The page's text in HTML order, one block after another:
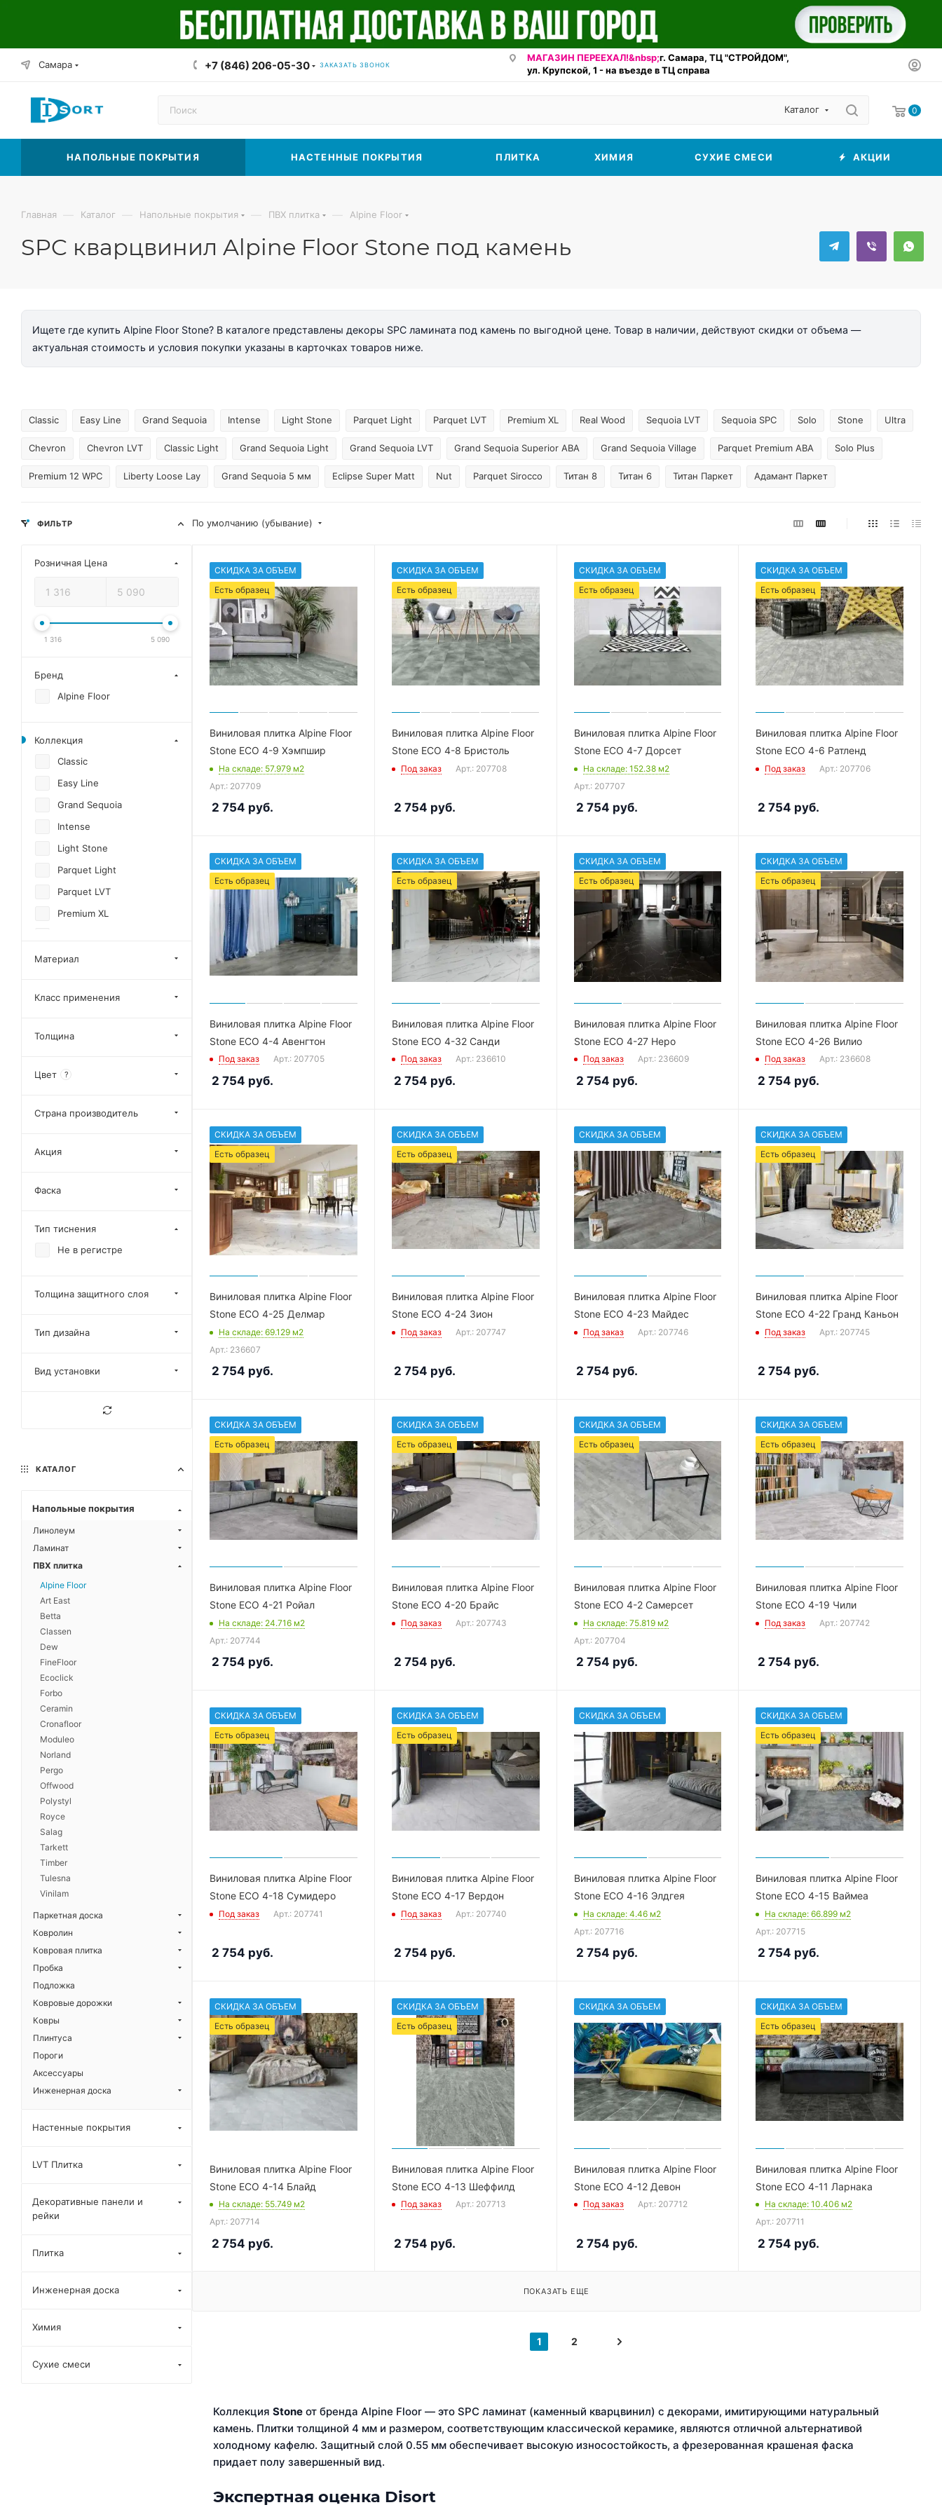
Самара +7 (846) 206-05-30 ЗАКАЗАТЬ ЗВОНОК
МАГАЗИН ПЕРЕЕХАЛ!&nbsp;г. Самара, ТЦ "СТРОЙДОМ",
ул. Крупской, 1 - на въезде в ТЦ справа
Каталог 0
НАПОЛЬНЫЕ ПОКРЫТИЯ НАСТЕННЫЕ ПОКРЫТИЯ ПЛИТКА ХИМИЯ СУХИЕ СМЕСИ АКЦИИ
Главная — Каталог — Напольные покрытия — ПВХ плитка — Alpine Floor
SPC кварцвинил Alpine Floor Stone под камень
Ищете где купить Alpine Floor Stone? В каталоге представлены декоры SPC ламината под камень по выгодной цене. Товар в наличии, действуют скидки от объема —
актуальная стоимость и условия покупки указаны в карточках товаров ниже.
Classic Easy Line Grand Sequoia Intense Light Stone Parquet Light Parquet LVT Premium XL Real Wood Sequoia LVT Sequoia SPC Solo Stone Ultra
Chevron Chevron LVT Classic Light Grand Sequoia Light Grand Sequoia LVT Grand Sequoia Superior ABA Grand Sequoia Village Parquet Premium ABA Solo Plus
Premium 12 WPC Liberty Loose Lay Grand Sequoia 5 мм Eclipse Super Matt Nut Parquet Sirocco Титан 8 Титан 6 Титан Паркет Адамант Паркет
По умолчанию (убывание)
СКИДКА ЗА ОБЪЕМ
Есть образец
Виниловая плитка Alpine Floor
Stone ECO 4-9 Хэмпшир
На складе: 57.979 м2
Арт.: 207709
2 754 руб.
СКИДКА ЗА ОБЪЕМ
Есть образец
Виниловая плитка Alpine Floor
Stone ECO 4-8 Бристоль
Под заказ Арт.: 207708
2 754 руб.
СКИДКА ЗА ОБЪЕМ
Есть образец
Виниловая плитка Alpine Floor
Stone ECO 4-7 Дорсет
На складе: 152.38 м2
Арт.: 207707
2 754 руб.
СКИДКА ЗА ОБЪЕМ
Есть образец
Виниловая плитка Alpine Floor
Stone ECO 4-6 Ратленд
Под заказ Арт.: 207706
2 754 руб.
СКИДКА ЗА ОБЪЕМ
Есть образец
Виниловая плитка Alpine Floor
Stone ECO 4-4 Авенгтон
Под заказ Арт.: 207705
2 754 руб.
СКИДКА ЗА ОБЪЕМ
Есть образец
Виниловая плитка Alpine Floor
Stone ECO 4-32 Санди
Под заказ Арт.: 236610
2 754 руб.
СКИДКА ЗА ОБЪЕМ
Есть образец
Виниловая плитка Alpine Floor
Stone ECO 4-27 Неро
Под заказ Арт.: 236609
2 754 руб.
СКИДКА ЗА ОБЪЕМ
Есть образец
Виниловая плитка Alpine Floor
Stone ECO 4-26 Вилио
Под заказ Арт.: 236608
2 754 руб.
СКИДКА ЗА ОБЪЕМ
Есть образец
Виниловая плитка Alpine Floor
Stone ECO 4-25 Делмар
На складе: 69.129 м2
Арт.: 236607
2 754 руб.
СКИДКА ЗА ОБЪЕМ
Есть образец
Виниловая плитка Alpine Floor
Stone ECO 4-24 Зион
Под заказ Арт.: 207747
2 754 руб.
СКИДКА ЗА ОБЪЕМ
Виниловая плитка Alpine Floor
Stone ECO 4-23 Майдес
Под заказ Арт.: 207746
2 754 руб.
СКИДКА ЗА ОБЪЕМ
Есть образец
Виниловая плитка Alpine Floor
Stone ECO 4-22 Гранд Каньон
Под заказ Арт.: 207745
2 754 руб.
СКИДКА ЗА ОБЪЕМ
Есть образец
Виниловая плитка Alpine Floor
Stone ECO 4-21 Ройал
На складе: 24.716 м2
Арт.: 207744
2 754 руб.
СКИДКА ЗА ОБЪЕМ
Есть образец
Виниловая плитка Alpine Floor
Stone ECO 4-20 Брайс
Под заказ Арт.: 207743
2 754 руб.
СКИДКА ЗА ОБЪЕМ
Есть образец
Виниловая плитка Alpine Floor
Stone ECO 4-2 Самерсет
На складе: 75.819 м2
Арт.: 207704
2 754 руб.
СКИДКА ЗА ОБЪЕМ
Есть образец
Виниловая плитка Alpine Floor
Stone ECO 4-19 Чили
Под заказ Арт.: 207742
2 754 руб.
СКИДКА ЗА ОБЪЕМ
Есть образец
Виниловая плитка Alpine Floor
Stone ECO 4-18 Сумидеро
Под заказ Арт.: 207741
2 754 руб.
СКИДКА ЗА ОБЪЕМ
Есть образец
Виниловая плитка Alpine Floor
Stone ECO 4-17 Вердон
Под заказ Арт.: 207740
2 754 руб.
СКИДКА ЗА ОБЪЕМ
Виниловая плитка Alpine Floor
Stone ECO 4-16 Элдгея
На складе: 4.46 м2
Арт.: 207716
2 754 руб.
СКИДКА ЗА ОБЪЕМ
Есть образец
Виниловая плитка Alpine Floor
Stone ECO 4-15 Ваймеа
На складе: 66.899 м2
Арт.: 207715
2 754 руб.
СКИДКА ЗА ОБЪЕМ
Есть образец
Виниловая плитка Alpine Floor
Stone ECO 4-14 Блайд
На складе: 55.749 м2
Арт.: 207714
2 754 руб.
СКИДКА ЗА ОБЪЕМ
Есть образец
Виниловая плитка Alpine Floor
Stone ECO 4-13 Шеффилд
Под заказ Арт.: 207713
2 754 руб.
СКИДКА ЗА ОБЪЕМ
Виниловая плитка Alpine Floor
Stone ECO 4-12 Девон
Под заказ Арт.: 207712
2 754 руб.
СКИДКА ЗА ОБЪЕМ
Есть образец
Виниловая плитка Alpine Floor
Stone ECO 4-11 Ларнака
На складе: 10.406 м2
Арт.: 207711
2 754 руб.
ПОКАЗАТЬ ЕЩЕ
1 2
Коллекция Stone от бренда Alpine Floor — это SPC ламинат (каменный кварцвинил) с декорами, имитирующими натуральный
камень. Плитки толщиной 4 мм и размером, соответствующим классической керамике, являются отличной альтернативой
холодному кафелю. Защитный слой 0.55 мм обеспечивает высокую износостойкость, а фрезерованная крашеная фаска
придает полу завершенный вид.
Экспертная оценка Disort
ФИЛЬТР
Розничная Цена
1 316 5 090
Бренд
Alpine Floor
Коллекция
Classic
Easy Line
Grand Sequoia
Intense
Light Stone
Parquet Light
Parquet LVT
Premium XL
Sequoia LVT
Solo
Ultra
Classic Light
Grand Sequoia LVT
ABA
Parquet Premium ABA
Solo Plus
Liberty Loose Lay
Grand Sequoia 5 мм
Адамант Паркет
Титан Паркет
Материал
Класс применения
Толщина
Цвет ?
Страна производитель
Акция
Фаска
Тип тиснения
Не в регистре
Толщина защитного слоя
Тип дизайна
Вид установки
КАТАЛОГ
Напольные покрытия
Линолеум
Ламинат
ПВХ плитка
Alpine Floor
Art East
Betta
Classen
Dew
FineFloor
Ecoclick
Forbo
Ceramin
Cronafloor
Moduleo
Norland
Pergo
Offwood
Polystyl
Royce
Salag
Tarkett
Timber
Tulesna
Vinilam
Паркетная доска
Ковролин
Ковровая плитка
Пробка
Подложка
Ковровые дорожки
Ковры
Плинтуса
Пороги
Аксессуары
Инженерная доска
Настенные покрытия
LVT Плитка
Декоративные панели и
рейки
Плитка
Инженерная доска
Химия
Сухие смеси